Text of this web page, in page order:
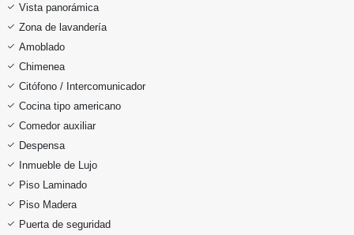
Vista panorámica
Zona de lavandería
Amoblado
Chimenea
Citófono / Intercomunicador
Cocina tipo americano
Comedor auxiliar
Despensa
Inmueble de Lujo
Piso Laminado
Piso Madera
Puerta de seguridad